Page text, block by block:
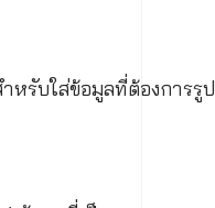
หรับใส่ข้อมูลที่ต้องการรูป